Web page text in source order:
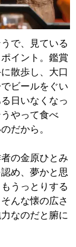
で、見ている
イント。鑑賞
散歩し、大口
ビールをぐい
日いなくなっ
やって食べ
だから。
の金原ひとみ
め、夢かと思
うっとりする
んな懐の広さ
なのだと腑に